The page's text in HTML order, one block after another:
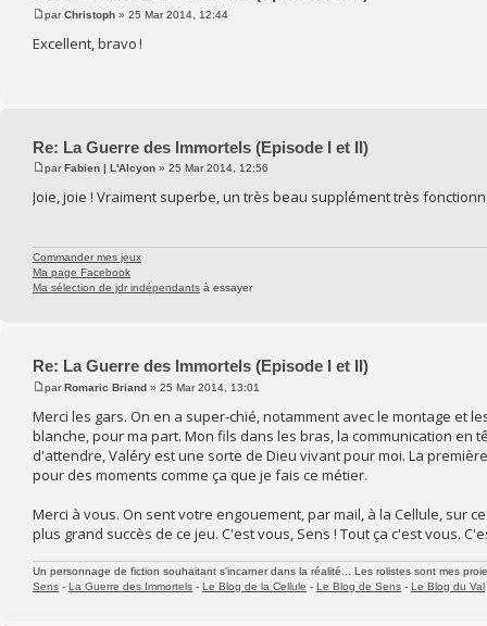
parChristoph » 25 Mar 2014, 12:44
Excellent, bravo !
Re: La Guerre des Immortels (Episode I et II)
parFabien | L'Alcyon » 25 Mar 2014, 12:56
Joie, joie ! Vraiment superbe, un très beau supplément très
Commander mes jeux
Ma page Facebook
Ma sélection de jdr indépendants à essayer
Re: La Guerre des Immortels (Episode I et II)
parRomaric Briand » 25 Mar 2014, 13:01
Merci les gars. On en a super-chié, notamment avec le montage et
blanche, pour ma part. Mon fils dans les bras, la communication en
d'attendre, Valéry est une sorte de Dieu vivant pour moi. La
pour des moments comme ça que je fais ce métier.
Merci à vous. On sent votre engouement, par mail, à la Cellule, sur
plus grand succès de ce jeu. C'est vous, Sens ! Tout ça c'est vous.
Un personnage de fiction souhaitant s'incarner dans la réalité... Les rolistes sont mes
Sens - La Guerre des Immortels - Le Blog de la Cellule - Le Blog de Sens - Le Blog du Val